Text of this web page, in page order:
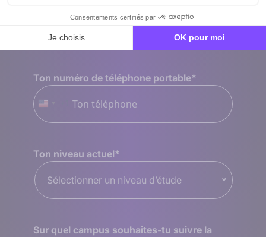
Ton numéro de téléphone portable*
États-
Unis
Ton niveau actuel*
Sélectionner un niveau d’étude
Sur quel campus souhaites-tu suivre la